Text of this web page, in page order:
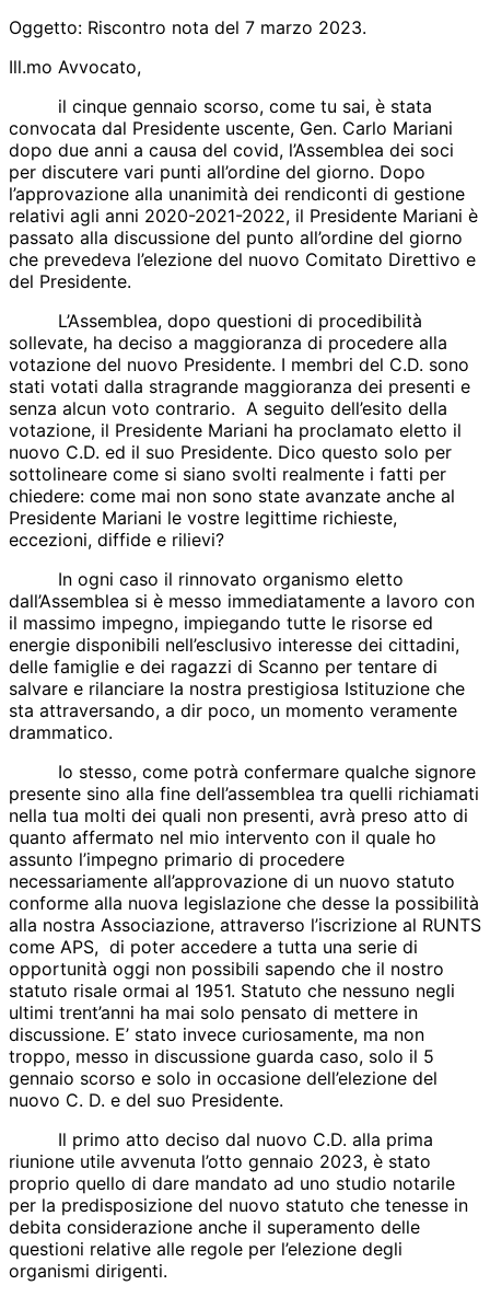
Oggetto: Riscontro nota del 7 marzo 2023.
Ill.mo Avvocato,
il cinque gennaio scorso, come tu sai, è stata
convocata dal Presidente uscente, Gen. Carlo Mariani
dopo due anni a causa del covid, l’Assemblea dei soci
per discutere vari punti all’ordine del giorno. Dopo
l’approvazione alla unanimità dei rendiconti di gestione
relativi agli anni 2020-2021-2022, il Presidente Mariani è
passato alla discussione del punto all’ordine del giorno
che prevedeva l’elezione del nuovo Comitato Direttivo e
del Presidente.
L’Assemblea, dopo questioni di procedibilità
sollevate, ha deciso a maggioranza di procedere alla
votazione del nuovo Presidente. I membri del C.D. sono
stati votati dalla stragrande maggioranza dei presenti e
senza alcun voto contrario. A seguito dell’esito della
votazione, il Presidente Mariani ha proclamato eletto il
nuovo C.D. ed il suo Presidente. Dico questo solo per
sottolineare come si siano svolti realmente i fatti per
chiedere: come mai non sono state avanzate anche al
Presidente Mariani le vostre legittime richieste,
eccezioni, diffide e rilievi?
In ogni caso il rinnovato organismo eletto
dall’Assemblea si è messo immediatamente a lavoro con
il massimo impegno, impiegando tutte le risorse ed
energie disponibili nell’esclusivo interesse dei cittadini,
delle famiglie e dei ragazzi di Scanno per tentare di
salvare e rilanciare la nostra prestigiosa Istituzione che
sta attraversando, a dir poco, un momento veramente
drammatico.
Io stesso, come potrà confermare qualche signore
presente sino alla fine dell’assemblea tra quelli richiamati
nella tua molti dei quali non presenti, avrà preso atto di
quanto affermato nel mio intervento con il quale ho
assunto l’impegno primario di procedere
necessariamente all’approvazione di un nuovo statuto
conforme alla nuova legislazione che desse la possibilità
alla nostra Associazione, attraverso l’iscrizione al RUNTS
come APS, di poter accedere a tutta una serie di
opportunità oggi non possibili sapendo che il nostro
statuto risale ormai al 1951. Statuto che nessuno negli
ultimi trent’anni ha mai solo pensato di mettere in
discussione. E’ stato invece curiosamente, ma non
troppo, messo in discussione guarda caso, solo il 5
gennaio scorso e solo in occasione dell’elezione del
nuovo C. D. e del suo Presidente.
Il primo atto deciso dal nuovo C.D. alla prima
riunione utile avvenuta l’otto gennaio 2023, è stato
proprio quello di dare mandato ad uno studio notarile
per la predisposizione del nuovo statuto che tenesse in
debita considerazione anche il superamento delle
questioni relative alle regole per l’elezione degli
organismi dirigenti.